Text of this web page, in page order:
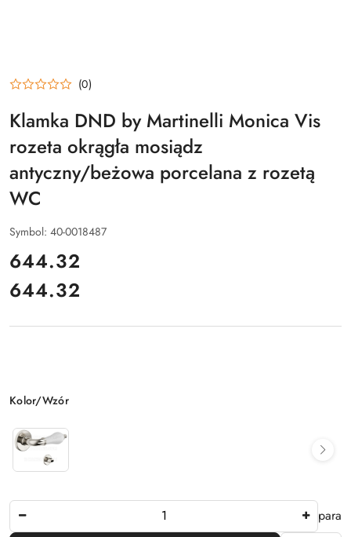
(0)
Klamka DND by Martinelli Monica Vis
rozeta okrągła mosiądz
antyczny/beżowa porcelana z rozetą
WC
Symbol: 40-0018487
cena:
644.32
Cena:
644.32
Wariant
Kolor/Wzór
para